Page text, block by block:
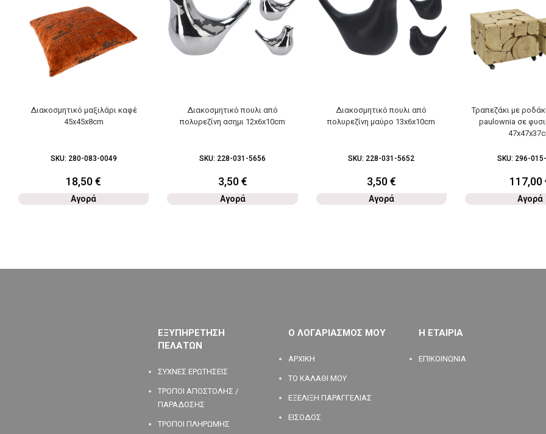
Διακοσμητικό μαξιλάρι καφέ
45x45x8cm
SKU: 280-083-0049
18,50€
Αγορά
Διακοσμητικό πουλι από
πολυρεζίνη ασημι 12x6x10cm
SKU: 228-031-5656
3,50€
Αγορά
Διακοσμητικό πουλι από
πολυρεζίνη μαύρο 13x6x10cm
SKU: 228-031-5652
3,50€
Αγορά
Τραπεζάκι με
paulownia σε
SKU: 296-
117,00
Αγορά
ΕΞΥΠΗΡΕΤΗΣΗ
ΠΕΛΑΤΩΝ
ΣΥΧΝΕΣ ΕΡΩΤΗΣΕΙΣ
ΤΡΟΠΟΙ ΑΠΟΣΤΟΛΗΣ /
ΠΑΡΑΔΟΣΗΣ
ΤΡΟΠΟΙ ΠΛΗΡΩΜΗΣ
Ο ΛΟΓΑΡΙΑΣΜΟΣ ΜΟΥ
ΑΡΧΙΚΗ
ΤΟ ΚΑΛΑΘΙ ΜΟΥ
ΕΞΕΛΙΞΗ ΠΑΡΑΓΓΕΛΙΑΣ
ΕΙΣΟΔΟΣ
Η ΕΤΑΙΡΙΑ
ΕΠΙΚΟΙΝΩΝΙΑ